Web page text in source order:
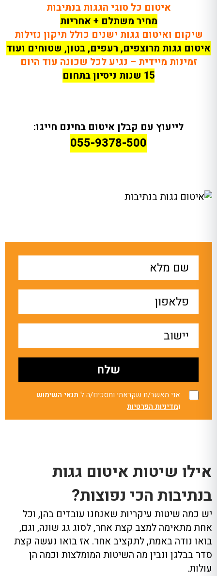
איטום כל סוגי הגגות בנתיבות
מחיר משתלם + אחריות
שיקום ואיטום גגות ישנים כולל תיקון נזילות
איטום גגות מרוצפים, רעפים, בטון, שטוחים ועוד
זמינות מיידית – נגיע לכל שכונה עוד היום
15 שנות ניסיון בתחום
לייעוץ עם קבלן איטום בחינם חייגו:
055-9378-500
אני מאשר/ת שקראתי ומסכים/ה ל תנאי השימוש
ומדיניות הפרטיות
אילו שיטות איטום גגות
בנתיבות הכי נפוצות?
יש כמה שיטות עיקריות שאנחנו עובדים בהן, וכל
אחת מתאימה למצב קצת אחר, לסוג גג שונה, וגם,
בואו נודה באמת, לתקציב אחר. אז בואו נעשה קצת
סדר בבלגן ונבין מה השיטות המומלצות וכמה הן
עולות.